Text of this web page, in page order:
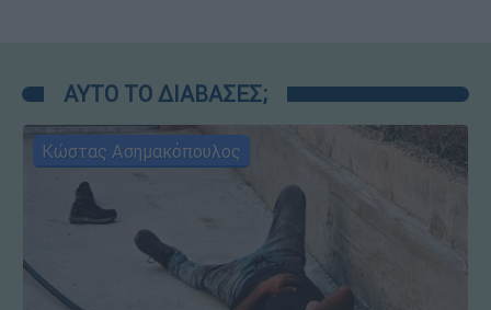
ΑΥΤΟ ΤΟ ΔΙΑΒΑΣΕΣ;
Κώστας Ασημακόπουλος